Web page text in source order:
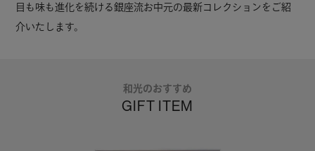
目も味も進化を続ける銀座流お中元の最新コレクションをご紹
介いたします。
和光のおすすめ
GIFT ITEM